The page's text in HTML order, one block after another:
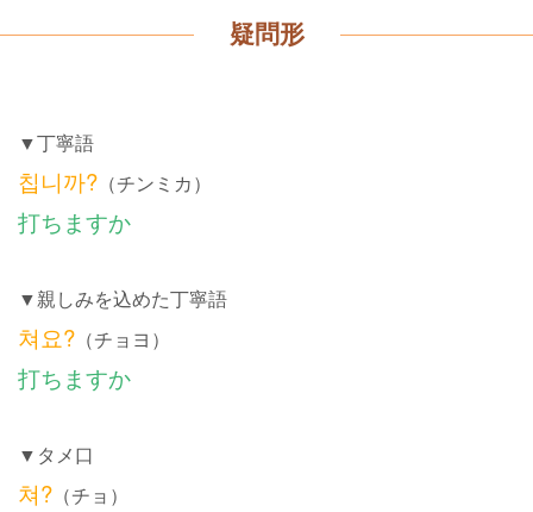
疑問形
▼丁寧語
칩니까? （チンミカ）
打ちますか
▼親しみを込めた丁寧語
쳐요? （チョヨ）
打ちますか
▼タメ口
쳐? （チョ）